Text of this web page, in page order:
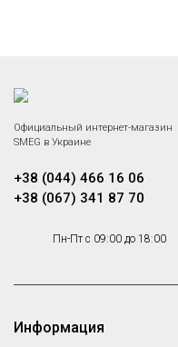
Официальный интернет-магазин
SMEG в Украине
+38 (044) 466 16 06
+38 (067) 341 87 70
Пн-Пт с 09:00 до 18:00
Информация